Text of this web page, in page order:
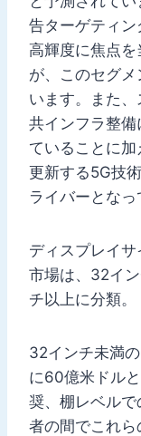
告ターゲティン
高輝度に焦点
が、このセグ
います。また
共インフラ整
ていることに
更新する5G技
ライバーとなっ
ディスプレイ
市場は、32イ
チ以上に分類。
32インチ未満
に60億米ドル
奨、棚レベル
者の間でこれ